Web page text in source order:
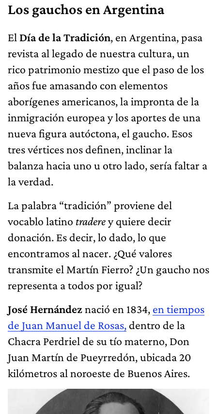
Los gauchos en Argentina
El Día de la Tradición, en Argentina, pasa
revista al legado de nuestra cultura, un
rico patrimonio mestizo que el paso de los
años fue amasando con elementos
aborígenes americanos, la impronta de la
inmigración europea y los aportes de una
nueva figura autóctona, el gaucho. Esos
tres vértices nos definen, inclinar la
balanza hacia uno u otro lado, sería faltar a
la verdad.
La palabra “tradición” proviene del
vocablo latino traderey quiere decir
donación. Es decir, lo dado, lo que
encontramos al nacer. ¿Qué valores
transmite el Martín Fierro? ¿Un gaucho nos
representa a todos por igual?
José Hernándeznació en 1834, en tiempos
de Juan Manuel de Rosas, dentro de la
Chacra Perdriel de su tío materno, Don
Juan Martín de Pueyrredón, ubicada 20
kilómetros al noroeste de Buenos Aires.